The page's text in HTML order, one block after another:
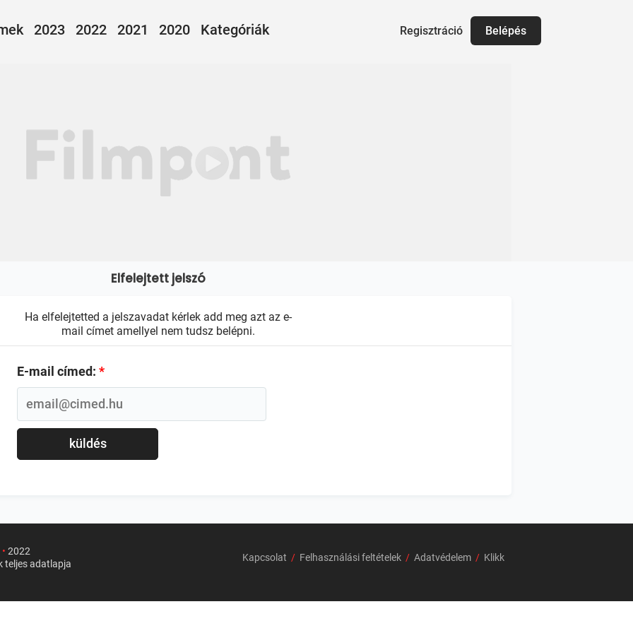
2023 2022 2021 2020 Kategóriák Belépés
Regisztráció
Elfelejtett jelszó
Ha elfelejtetted a jelszavadat kérlek add meg azt az e-
mail címet amellyel nem tudsz belépni.
E-mail címed: *
küldés
• 2022
teljes adatlapja
Kapcsolat / Felhasználási feltételek / Adatvédelem / Klikk